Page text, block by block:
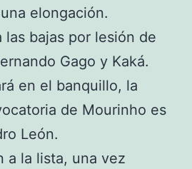
elongación.
las bajas por lesión de
Gago y Kaká.
en el banquillo, la
de Mourinho es
León.
a la lista, una vez